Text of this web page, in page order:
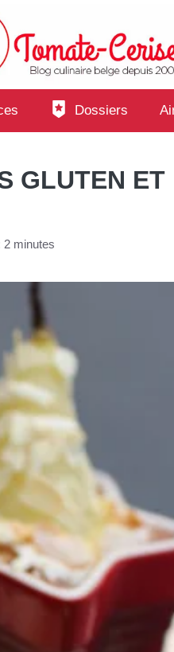
Dossiers
GLUTEN ET
2 minutes